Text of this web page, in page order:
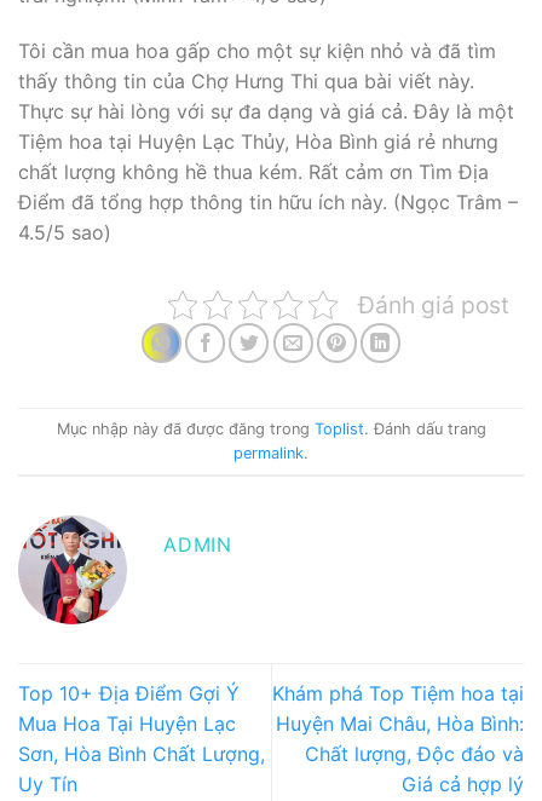
Tôi cần mua hoa gấp cho một sự kiện nhỏ và đã tìm
thấy thông tin của Chợ Hưng Thi qua bài viết này.
Thực sự hài lòng với sự đa dạng và giá cả. Đây là một
Tiệm hoa tại Huyện Lạc Thủy, Hòa Bình giá rẻ nhưng
chất lượng không hề thua kém. Rất cảm ơn Tìm Địa
Điểm đã tổng hợp thông tin hữu ích này. (Ngọc Trâm –
4.5/5 sao)
Đánh giá post
Mục nhập này đã được đăng trong Toplist. Đánh dấu trang
permalink.
ADMIN
Top 10+ Địa Điểm Gợi Ý
Mua Hoa Tại Huyện Lạc
Sơn, Hòa Bình Chất Lượng,
Uy Tín
Khám phá Top Tiệm hoa tại
Huyện Mai Châu, Hòa Bình:
Chất lượng, Độc đáo và
Giá cả hợp lý